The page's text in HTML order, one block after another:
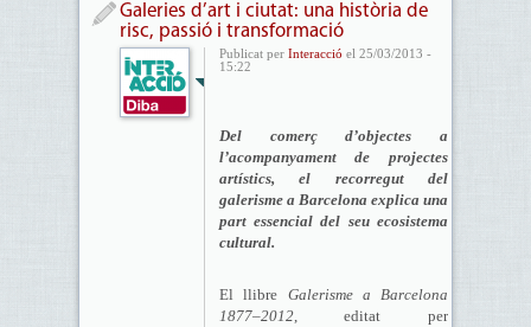
Galeries d’art i ciutat: una història de
risc, passió i transformació
Publicat per Interacció el 25/03/2013 -
15:22
Del comerç d’objectes a
l’acompanyament de projectes
artístics, el recorregut del
galerisme a Barcelona explica una
part essencial del seu ecosistema
cultural.
El llibre Galerisme a Barcelona
1877–2012, editat per